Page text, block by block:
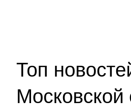
Топ
Московской